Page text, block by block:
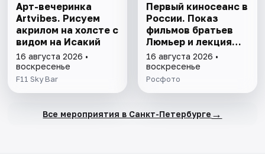
Арт-вечеринка
Artvibes. Рисуем
акрилом на холсте с
видом на Исакий
16 августа 2026 •
воскресенье
F11 Sky Bar
Первый киносеанс в
России. Показ
фильмов братьев
Люмьер и лекция
Алексея
Дунаевского о
первом публичном
16 августа 2026 •
воскресенье
Росфото
Все мероприятия в Санкт-Петербурге →